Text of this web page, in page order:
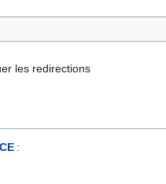
les redirections
: